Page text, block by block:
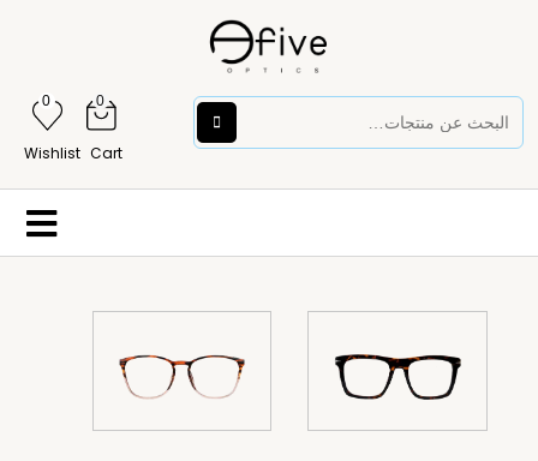
0
Cart
0
Wishlist